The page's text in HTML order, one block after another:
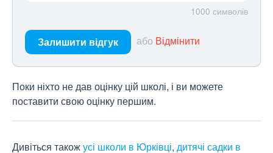
1000 символів
Залишити відгук або Відмінити
Поки ніхто не дав оцінку цій школі, і ви можете
поставити свою оцінку першим.
Дивіться такожусі школи в Юрківці, дитячі садки в